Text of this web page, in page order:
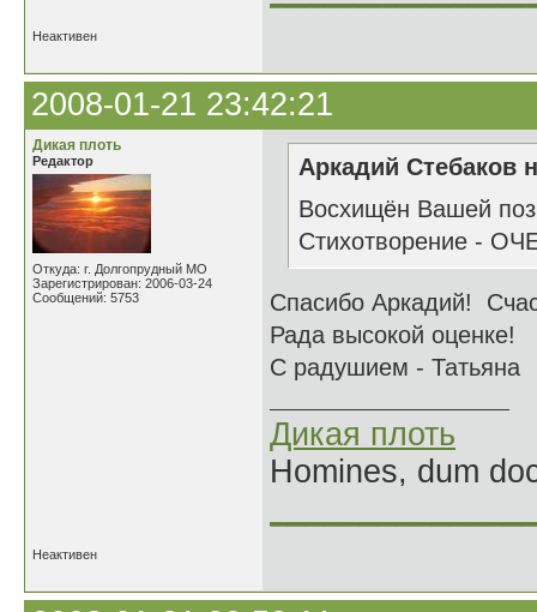
Неактивен
2008-01-21 23:42:21
Дикая плоть
Редактор
Откуда: г. Долгопрудный МО
Зарегистрирован: 2006-03-24
Сообщений: 5753
Аркадий Стебаков
Восхищён Вашей
Стихотворение -
Спасибо Аркадий!
Рада высокой оценке!
С радушием - Татьяна
Дикая плоть
Homines, dum
Неактивен